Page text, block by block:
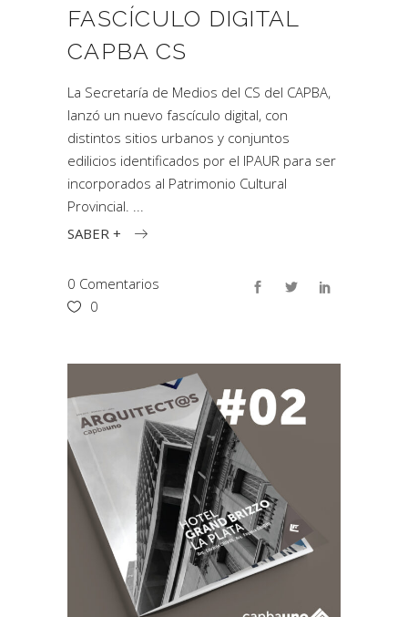
FASCÍCULO DIGITAL
CAPBA CS
La Secretaría de Medios del CS del CAPBA,
lanzó un nuevo fascículo digital, con
distintos sitios urbanos y conjuntos
edilicios identificados por el IPAUR para ser
incorporados al Patrimonio Cultural
Provincial.
SABER +
0 Comentarios
0